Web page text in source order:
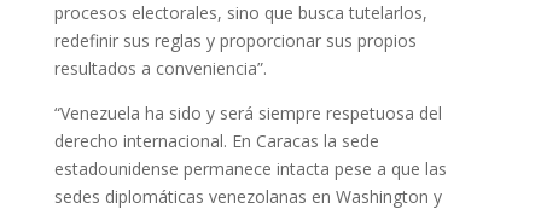
procesos electorales, sino que busca tutelarlos,
redefinir sus reglas y proporcionar sus propios
resultados a conveniencia”.
“Venezuela ha sido y será siempre respetuosa del
derecho internacional. En Caracas la sede
estadounidense permanece intacta pese a que las
sedes diplomáticas venezolanas en Washington y